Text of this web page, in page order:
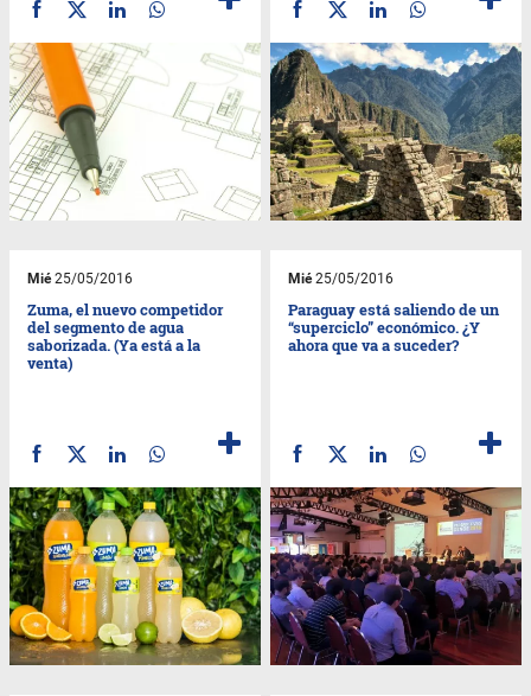
Mié25/05/2016
Zuma, el nuevo competidor
del segmento de agua
saborizada. (Ya está a la
venta)
Mié25/05/2016
Paraguay está saliendo de un
“superciclo” económico. ¿Y
ahora que va a suceder?